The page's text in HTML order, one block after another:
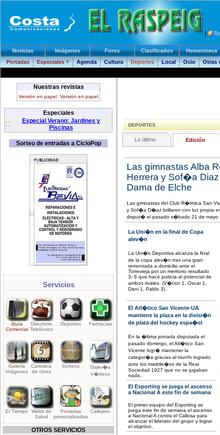
Noticias Imágenes Foros Clasificados
Hemeroteca
Portadas
Especiales Agenda Cultura Deportes Local Ocio Otras
Nuestras revistas
Versión en papel Versión en papel
Especiales
Especial Verano: Jardines y
Piscinas
Sorteo de entradas a CicloPop
Servicios
Guía
Comercial
Directorio
Telefónico
Deportes Farmacias
Galería
Imágenes
Cartelera
de cines
Sorteos
Galer�a
V�deos
El Tiempo
Webs de
Salud
Portadas
personalizadas
Callejero
OTROS SERVICIOS
DEPORTES
Lo último Edición
Las gimnastas Alba
Herrera y Sof�a
Dama de Elche
Las gimnastas del Club R�tmica San
y Sof�a D�az brillaron con luz propia
disput� el pasado s�bado 21 de mayo
La Uni�n en la final de Copa
alev�n
La Uni�n Deportiva alcanza la final
de la copa alev�n tras una gran
remontada a domicilio ante el
Torrevieja por un meritorio resultado
3- 6 que hace justicia al potencial de
ambos rivales. (V�ctor 1, Oscar 1,
Dani 1, Pablo 3)..
El Atl�tico San Vicente-UA
mantiene la plaza en la divisi�n
de plata del hockey espa�ol
En la �ltima jornada disputada el
pasado domingo, el Atl�tico San
Vicente logr� mantener la
categor�a gracias al triunfo logrado
ante los madrile�os de la Real
Sociedad 1927 que no se jugaban
nada..
El Esporting se juega el ascenso
a Nacional A este fin de semana
El primer equipo del Esporting se
juega este fin de semana el ascenso
a Nacional A contra el Callosa para
alcanzar el liderato del grupo y lograr
el objetivo..